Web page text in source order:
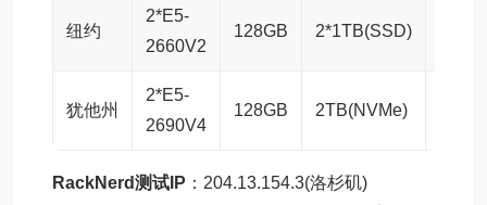
纽约
2*E5-
2660V2
128GB 2*1TB(SSD)
犹他州
2*E5-
2690V4
128GB 2TB(NVMe)
RackNerd测试IP ：204.13.154.3(洛杉矶)